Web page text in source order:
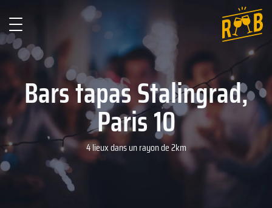
Bars tapas ‍Stalingrad,
Paris 10
4 lieux dans un rayon de 2km